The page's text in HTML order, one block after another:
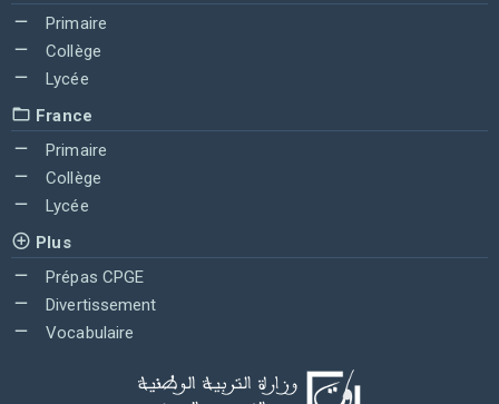
Primaire
Collège
Lycée
France
Primaire
Collège
Lycée
Plus
Prépas CPGE
Divertissement
Vocabulaire